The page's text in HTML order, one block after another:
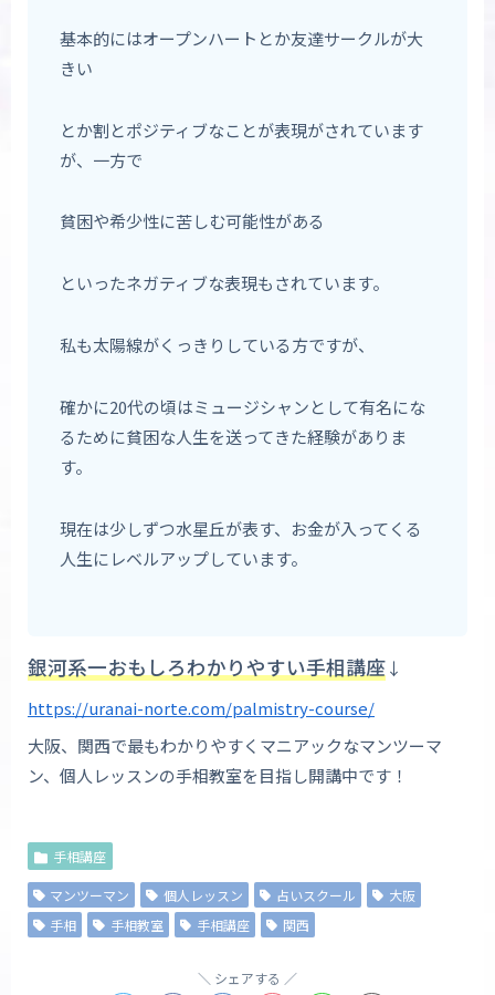
基本的にはオープンハートとか友達サークルが大
きい
とか割とポジティブなことが表現がされています
が、一方で
貧困や希少性に苦しむ可能性がある
といったネガティブな表現もされています。
私も太陽線がくっきりしている方ですが、
確かに20代の頃はミュージシャンとして有名にな
るために貧困な人生を送ってきた経験がありま
す。
現在は少しずつ水星丘が表す、お金が入ってくる
人生にレベルアップしています。
銀河系一おもしろわかりやすい手相講座↓
https://uranai-norte.com/palmistry-course/
大阪、関西で最もわかりやすくマニアックなマンツーマ
ン、個人レッスンの手相教室を目指し開講中です！
手相講座
マンツーマン 個人レッスン 占いスクール
大阪
手相
手相教室 手相講座 関西
シェアする